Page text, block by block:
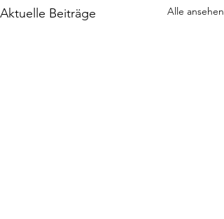
Aktuelle Beiträge Alle ansehen